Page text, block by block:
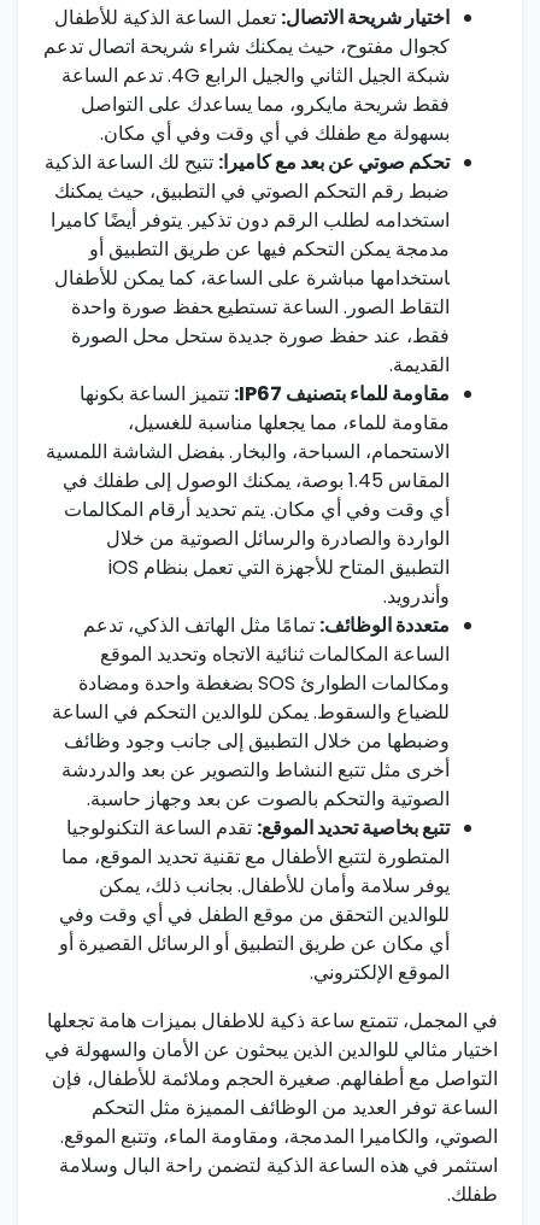
اختيار شريحة الاتصال: تعمل الساعة الذكية للأطفال
كجوال مفتوح، حيث يمكنك شراء شريحة اتصال⁢ تدعم
شبكة⁢ الجيل الثاني والجيل الرابع 4G. تدعم الساعة
فقط شريحة مايكرو، مما يساعدك على التواصل
بسهولة‌ مع طفلك ⁤في ​أي وقت وفي أي مكان.
تحكم صوتي عن بعد مع كاميرا: تتيح لك الساعة الذكية
ضبط رقم التحكم الصوتي في التطبيق، حيث يمكنك
استخدامه لطلب الرقم دون ​تذكير. يتوفر أيضًا كاميرا
مدمجة يمكن التحكم فيها عن طريق التطبيق أو
‍استخدامها مباشرة ⁢على الساعة، ​كما يمكن للأطفال
التقاط الصور. الساعة تستطيع ‍حفظ صورة واحدة
فقط، عند⁤ حفظ صورة جديدة ستحل محل الصورة
القديمة.
مقاومة للماء بتصنيف IP67:
تتميز الساعة بكونها
مقاومة للماء، مما يجعلها مناسبة للغسيل،
⁣الاستحمام، السباحة، والبخار. ‍بفضل الشاشة اللمسية
المقاس 1.45 بوصة، يمكنك الوصول إلى طفلك في
أي وقت وفي أي​ مكان. يتم تحديد أرقام المكالمات
الواردة​ والصادرة والرسائل⁢ الصوتية من​ خلال
التطبيق المتاح للأجهزة التي تعمل بنظام iOS
وأندرويد.
متعددة الوظائف: تمامًا مثل الهاتف الذكي، تدعم
الساعة المكالمات ثنائية⁢ الاتجاه وتحديد الموقع
ومكالمات الطوارئ SOS بضغطة واحدة ومضادة
للضياع والسقوط. يمكن للوالدين التحكم في الساعة
وضبطها من خلال التطبيق إلى جانب وجود وظائف
أخرى مثل تتبع النشاط والتصوير عن بعد والدردشة
الصوتية والتحكم بالصوت عن بعد وجهاز حاسبة.
تتبع ⁢بخاصية تحديد الموقع: تقدم ⁢الساعة التكنولوجيا
⁣المتطورة لتتبع الأطفال‌ مع تقنية تحديد الموقع، مما
يوفر سلامة وأمان للأطفال. بجانب ذلك، يمكن
للوالدين التحقق من⁣ موقع الطفل في ⁤أي وقت وفي
أي مكان عن‌ طريق التطبيق أو الرسائل القصيرة أو
الموقع الإلكتروني.
في المجمل، تتمتع ساعة ذكية للاطفال بميزات هامة ⁤تجعلها
اختيار مثالي للوالدين​ الذين يبحثون عن الأمان والسهولة في
التواصل مع أطفالهم. صغيرة الحجم وملائمة للأطفال، فإن
الساعة توفر العديد من الوظائف المميزة مثل التحكم​
الصوتي، والكاميرا المدمجة،⁢ ومقاومة ​الماء، وتتبع​ الموقع.
استثمر في هذه الساعة الذكية لتضمن ‌راحة البال وسلامة ​
طفلك.